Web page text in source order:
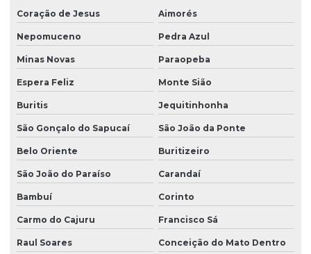
Coração de Jesus Aimorés
Nepomuceno Pedra Azul
Minas Novas Paraopeba
Espera Feliz Monte Sião
Buritis Jequitinhonha
São Gonçalo do Sapucaí São João da Ponte
Belo Oriente Buritizeiro
São João do Paraíso Carandaí
Bambuí Corinto
Carmo do Cajuru Francisco Sá
Raul Soares Conceição do Mato Dentro